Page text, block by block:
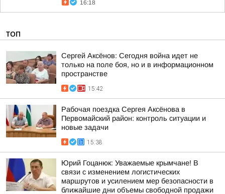
16:18
ТОП
Сергей Аксёнов: Сегодня война идет не
только на поле боя, но и в информационном
пространстве
15:42
Рабочая поездка Сергея Аксёнова в
Первомайский район: контроль ситуации и
новые задачи
15:38
Юрий Гоцанюк: Уважаемые крымчане! В
связи с изменением логистических
маршрутов и усилением мер безопасности в
ближайшие дни объемы свободной продажи